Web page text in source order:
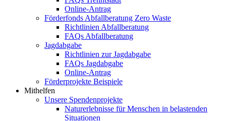
Online-Antrag
Förderfonds Abfallberatung Zero Waste
Richtlinien Abfallberatung
FAQs Abfallberatung
Jagdabgabe
Richtlinien zur Jagdabgabe
FAQs Jagdabgabe
Online-Antrag
Förderprojekte Beispiele
Mithelfen
Unsere Spendenprojekte
Naturerlebnisse für Menschen in belastenden
Situationen